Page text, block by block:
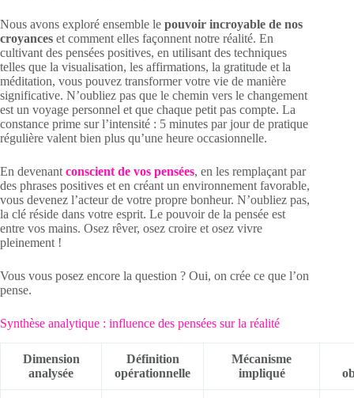
Nous avons exploré ensemble le pouvoir incroyable de nos
croyances et comment elles façonnent notre réalité. En
cultivant des pensées positives, en utilisant des techniques
telles que la visualisation, les affirmations, la gratitude et la
méditation, vous pouvez transformer votre vie de manière
significative. N’oubliez pas que le chemin vers le changement
est un voyage personnel et que chaque petit pas compte. La
constance prime sur l’intensité : 5 minutes par jour de pratique
régulière valent bien plus qu’une heure occasionnelle.
En devenantconscient de vos pensées, en les remplaçant par
des phrases positives et en créant un environnement favorable,
vous devenez l’acteur de votre propre bonheur. N’oubliez pas,
la clé réside dans votre esprit. Le pouvoir de la pensée est
entre vos mains. Osez rêver, osez croire et osez vivre
pleinement !
Vous vous posez encore la question ? Oui, on crée ce que l’on
pense.
Synthèse analytique : influence des pensées sur la réalité
Dimension
analysée
Définition
opérationnelle
Mécanisme
impliqué